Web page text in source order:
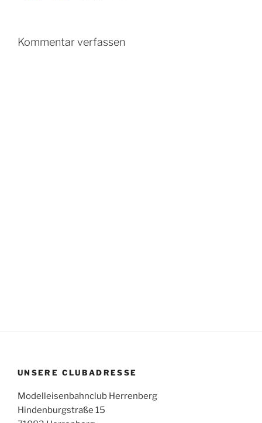
Kommentar verfassen
UNSERE CLUBADRESSE
Modelleisenbahnclub Herrenberg
Hindenburgstraße 15